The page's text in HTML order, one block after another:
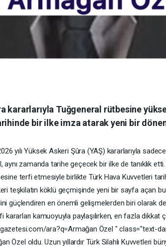
kararlarıyla Tuğgeneral rütbesine
bir ilke imza atarak yeni bir
yılıYüksekAskeri Şûra (YAŞ) kararlarıylasadece
aynı zamanda tarihegeçecek birilkede tanıklık etti.
terfietmesiylebirlikte Türk Hava Kuvvetleri
teşkilatın köklü geçmişinde yeni bir sayfa açan
güçlendiren enönemli gelişmelerdenbiriolarak
kararları kamuoyuyla paylaşılırken,enfazladikkat
ara?q=Armağan Özel "class="text-
Özel oldu.Uzunyıllardır Türk SilahlıKuvvetleri